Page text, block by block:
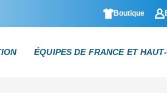
Boutique
ÉQUIPES DE FRANCE ET